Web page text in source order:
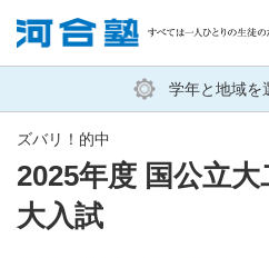
塾生の方
学年と地域を
2025年度 国公立
大入試
ズバリ！的中